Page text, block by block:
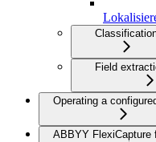
Field
Operating a
ABBYY FlexiCapture